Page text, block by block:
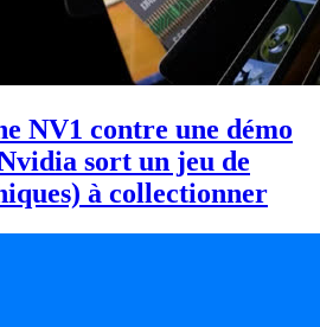
NV1 contre une démo
sort un jeu de
à collectionner